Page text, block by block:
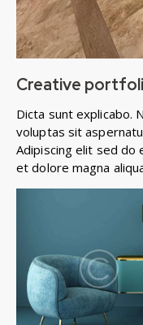
Creative
Dicta sunt explicabo.
voluptas sit
Adipiscing elit sed do
et dolore magna